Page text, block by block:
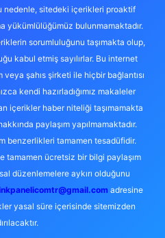
nedenle, sitedeki içerikleri proaktif
yükümlülüğümüz bulunmamaktadır.
sorumluluğunu taşımakta olup,
kabul etmiş sayılırlar. Bu internet
şahıs şirketi ile hiçbir bağlantısı
kendi hazırladığımız makaleler
içerikler haber niteliği taşımamakta
paylaşım yapılmamaktadır.
benzerlikleri tamamen tesadüfidir.
tamamen ücretsiz bir bilgi paylaşım
düzenlemelere aykırı olduğunu
adresine
yasal süre içerisinde sitemizden